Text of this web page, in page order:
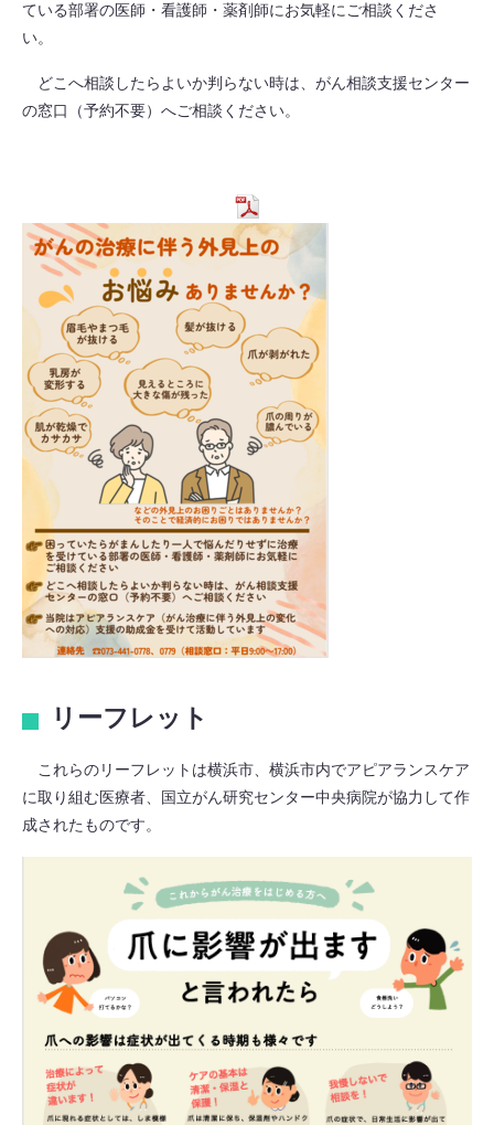
ている部署の医師・看護師・薬剤師にお気軽にご相談くださ
い
どこへ相談したらよいか判らない時は、がん相談支援センター
の窓口（予約不要）へご相談ください。
リーフレット
これらのリーフレットは横浜市、横浜市内でアピアランスケア
に取り組む医療者、国立がん研究センター中央病院が協力して作
成されたものです。